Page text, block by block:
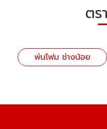
ตร
พ่นโฟม ช่างน้อย